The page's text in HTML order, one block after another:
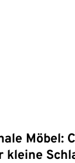
Möbel:
kleine